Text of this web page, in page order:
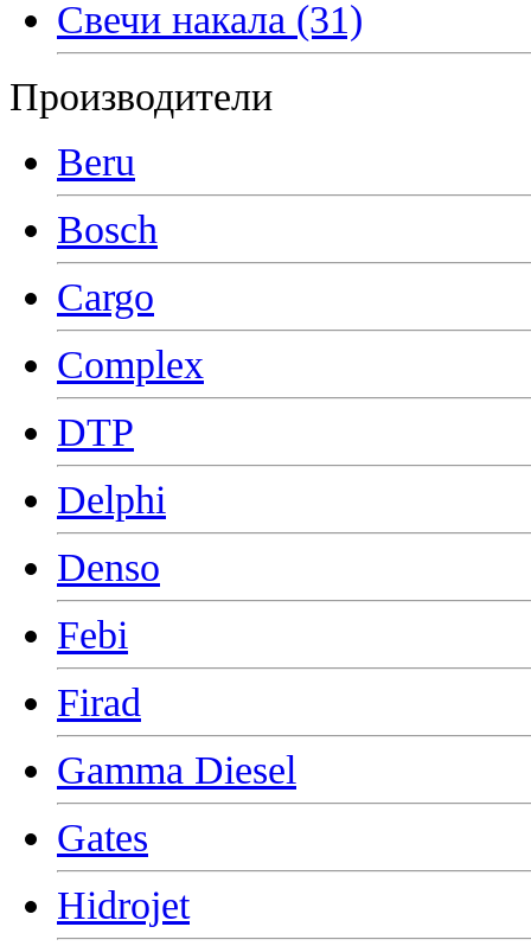
Свечи накала (31)
Производители
Beru
Bosch
Cargo
Complex
DTP
Delphi
Denso
Febi
Firad
Gamma Diesel
Gates
Hidrojet